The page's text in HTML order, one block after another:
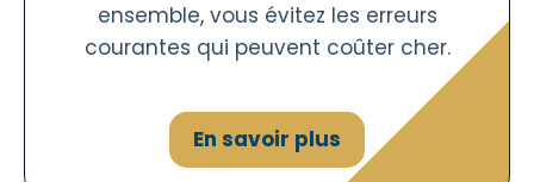
ensemble, vous évitez les erreurs
courantes qui peuvent coûter cher.
En savoir plus